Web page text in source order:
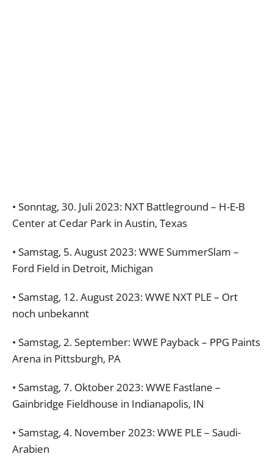
• Sonntag, 30. Juli 2023: NXT Battleground – H-E-B
Center at Cedar Park in Austin, Texas
• Samstag, 5. August 2023: WWE SummerSlam –
Ford Field in Detroit, Michigan
• Samstag, 12. August 2023: WWE NXT PLE – Ort
noch unbekannt
• Samstag, 2. September: WWE Payback – PPG Paints
Arena in Pittsburgh, PA
• Samstag, 7. Oktober 2023: WWE Fastlane –
Gainbridge Fieldhouse in Indianapolis, IN
• Samstag, 4. November 2023: WWE PLE – Saudi-
Arabien